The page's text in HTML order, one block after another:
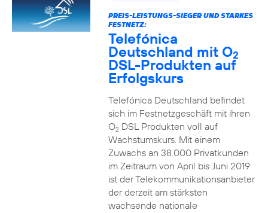
PREIS-LEISTUNGS-SIEGER UND STARKES
FESTNETZ:
Telefónica
Deutschland mit O2
DSL-Produkten auf
Erfolgskurs
Telefónica Deutschland befindet
sich im Festnetzgeschäft mit ihren
O2DSL Produkten voll auf
Wachstumskurs. Mit einem
Zuwachs an 38.000 Privatkunden
im Zeitraum von April bis Juni 2019
ist der Telekommunikationsanbieter
der derzeit am stärksten
wachsende nationale